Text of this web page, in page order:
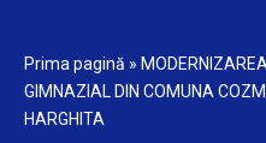
Prima pagină »
GIMNAZIAL DIN COMUNA
HARGHITA